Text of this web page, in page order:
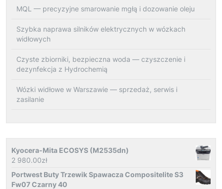
MQL — precyzyjne smarowanie mgłą i dozowanie oleju
Szybka naprawa silników elektrycznych w wózkach
widłowych
Czyste zbiorniki, bezpieczna woda — czyszczenie i
dezynfekcja z Hydrochemią
Wózki widłowe w Warszawie — sprzedaż, serwis i
zasilanie
Kyocera-Mita ECOSYS (M2535dn)
2 980.00zł
Portwest Buty Trzewik Spawacza Compositelite S3
Fw07 Czarny 40